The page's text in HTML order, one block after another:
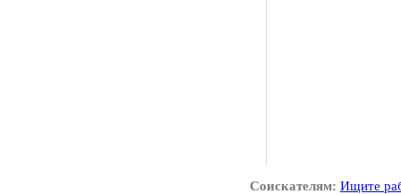
Соискателям: Ищите